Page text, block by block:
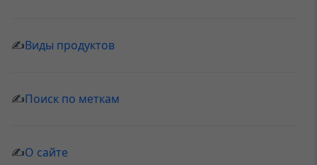
✍Виды продуктов
✍Поиск по меткам
✍О сайте